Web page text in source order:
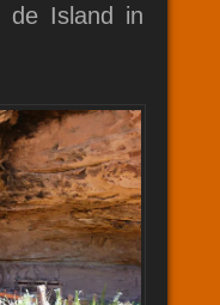
de Island in